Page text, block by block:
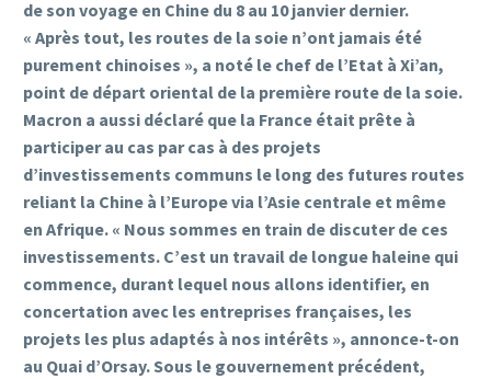
de son voyage en Chine du 8 au 10 janvier dernier.
« Après tout, les routes de la soie n’ont jamais été
purement chinoises », a noté le chef de l’Etat à Xi’an,
point de départ oriental de la première route de la soie.
Macron a aussi déclaré que la France était prête à
participer au cas par cas à des projets
d’investissements communs le long des futures routes
reliant la Chine à l’Europe via l’Asie centrale et même
en Afrique. « Nous sommes en train de discuter de ces
investissements. C’est un travail de longue haleine qui
commence, durant lequel nous allons identifier, en
concertation avec les entreprises françaises, les
projets les plus adaptés à nos intérêts », annonce-t-on
au Quai d’Orsay. Sous le gouvernement précédent,